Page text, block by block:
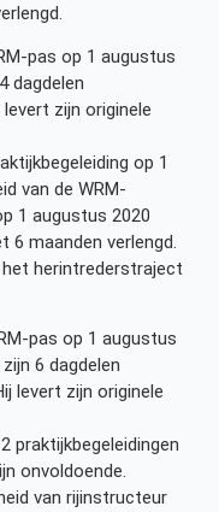
pas op 1 augustus
dagdelen
zijn originele
op 1
van de WRM-
1 augustus 2020
6 maanden verlengd.
het herintrederstraject
pas op 1 augustus
6 dagdelen
levert zijn originele
praktijkbegeleidingen
onvoldoende.
van rijinstructeur